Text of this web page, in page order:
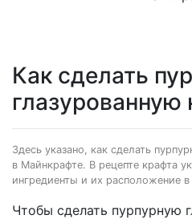
Как сделать
глазурованную
Здесь указано, как сделать
в Майнкрафте. В рецепте крафта
ингредиенты и их расположение
Чтобы сделать пурпурную